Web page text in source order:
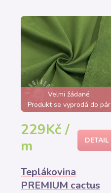
Velmi žádané
Produkt se vyprodá do pár
hodin
229Kč /
m
DETAIL
Teplákovina
PREMIUM cactus